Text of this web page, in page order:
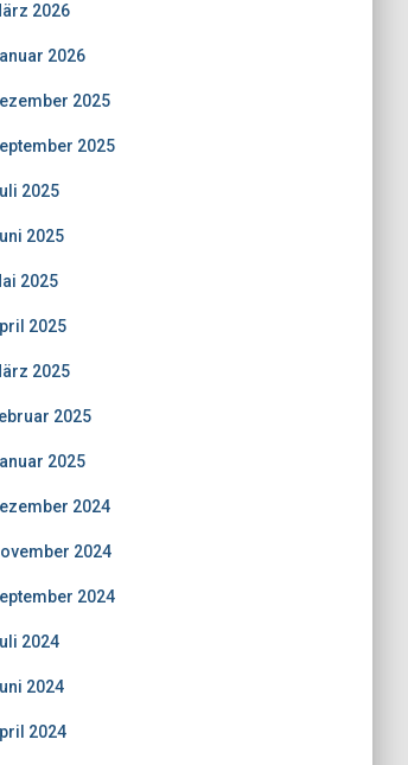
2026
2026
2025
2025
2025
2025
2025
2025
2025
2025
2025
2024
2024
2024
2024
2024
2024